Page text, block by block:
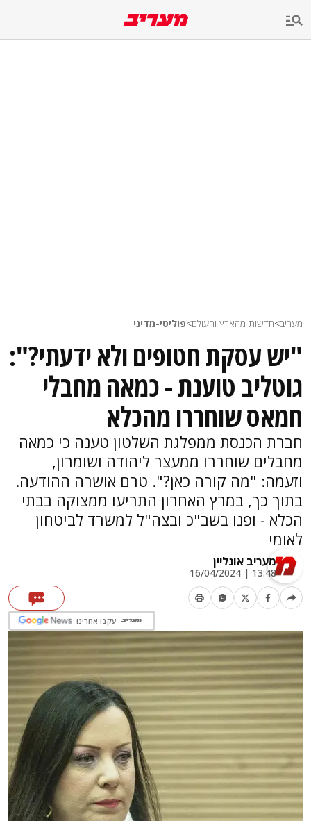
מעריב>חדשות מהארץ והעולם>פוליטי-מדיני
"יש עסקת חטופים ולא ידעתי?":
גוטליב טוענת - כמאה מחבלי
חמאס שוחררו מהכלא
חברת הכנסת ממפלגת השלטון טענה כי כמאה
מחבלים שוחררו ממעצר ליהודה ושומרון,
וזעמה: "מה קורה כאן?". טרם אושרה ההודעה.
בתוך כך, במרץ האחרון התריעו ממצוקה בבתי
הכלא - ופנו בשב"כ ובצה"ל למשרד לביטחון
לאומי
מעריב אונליין
13:48 | 16/04/2024
עקבו אחרינו